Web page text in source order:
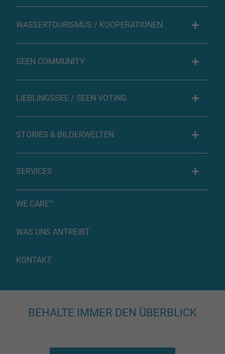
WASSERTOURISMUS / KOOPERATIONEN
SEEN COMMUNITY
LIEBLINGSSEE / SEEN VOTING
STORIES & BILDERWELTEN
SERVICES
WE CARE™
WAS UNS ANTREIBT
KONTAKT
BEHALTE IMMER DEN ÜBERBLICK